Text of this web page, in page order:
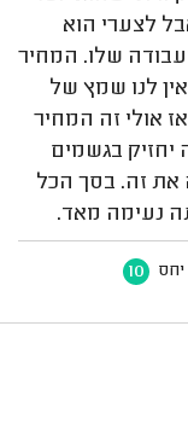
לצערי הוא
שלו. המחיר
לנו שמץ של
אולי זה המחיר
יחזיק בגשמים
את זה. בסך הכל
נעימה מאד.
יחס 10